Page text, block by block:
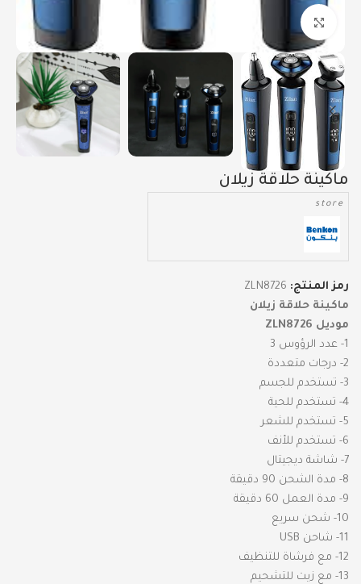
Click to enlarge
ماكينة حلاقة زيلان
store
رمز المنتج: ZLN8726
ماكينة حلاقة زيلان
موديل ZLN8726
1- عدد الرؤوس 3
2- درجات متعددة
3- تستخدم للجسم
4- تستخدم للحية
5- تستخدم للشعر
6- تستخدم للأنف
7- شاشة ديجيتال
8- مدة الشحن 90 دقيقة
9- مدة العمل 60 دقيقة
10- شحن سريع
11- شاحن USB
12- مع فرشاة للتنظيف
13- مع زيت للتشحيم